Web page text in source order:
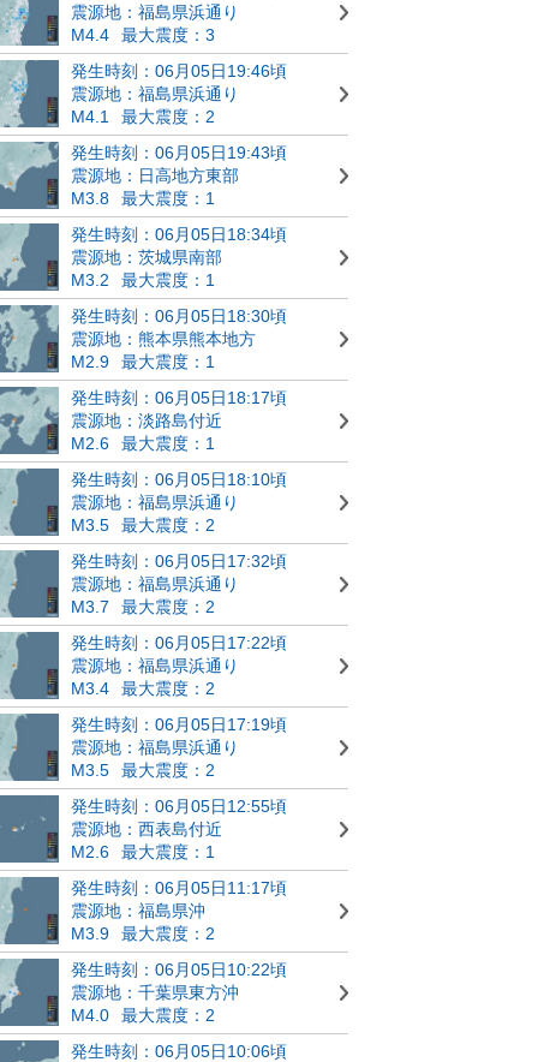
震源地：福島県浜通り
M4.4
最大震度：3
発生時刻：06月05日19:46頃
震源地：福島県浜通り
M4.1
最大震度：2
発生時刻：06月05日19:43頃
震源地：日高地方東部
M3.8
最大震度：1
発生時刻：06月05日18:34頃
震源地：茨城県南部
M3.2
最大震度：1
発生時刻：06月05日18:30頃
震源地：熊本県熊本地方
M2.9
最大震度：1
発生時刻：06月05日18:17頃
震源地：淡路島付近
M2.6
最大震度：1
発生時刻：06月05日18:10頃
震源地：福島県浜通り
M3.5
最大震度：2
発生時刻：06月05日17:32頃
震源地：福島県浜通り
M3.7
最大震度：2
発生時刻：06月05日17:22頃
震源地：福島県浜通り
M3.4
最大震度：2
発生時刻：06月05日17:19頃
震源地：福島県浜通り
M3.5
最大震度：2
発生時刻：06月05日12:55頃
震源地：西表島付近
M2.6
最大震度：1
発生時刻：06月05日11:17頃
震源地：福島県沖
M3.9
最大震度：2
発生時刻：06月05日10:22頃
震源地：千葉県東方沖
M4.0
最大震度：2
発生時刻：06月05日10:06頃